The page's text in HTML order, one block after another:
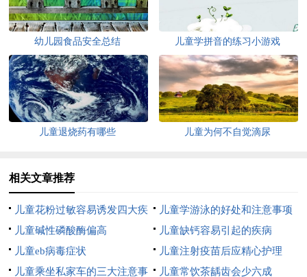
幼儿园食品安全总结 儿童学拼音的练习小游戏
儿童退烧药有哪些 儿童为何不自觉滴尿
相关文章推荐
儿童花粉过敏容易诱发四大疾
病
儿童学游泳的好处和注意事项
儿童碱性磷酸酶偏高
儿童缺钙容易引起的疾病
儿童eb病毒症状
儿童注射疫苗后应精心护理
儿童乘坐私家车的三大注意事
儿童常饮茶龋齿会少六成